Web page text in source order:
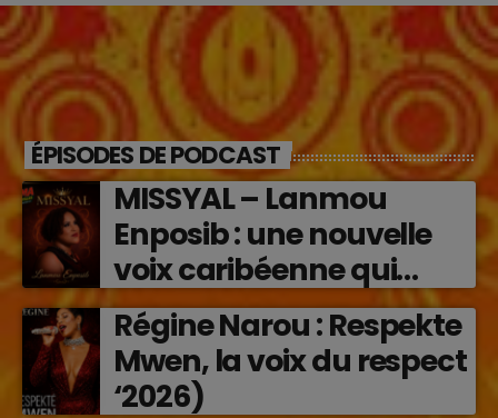
ÉPISODES DE PODCAST
MISSYAL – Lanmou
Enposib : une nouvelle
voix caribéenne qui
transforme les émotions
en musique (2026)
Régine Narou : Respekte
Mwen, la voix du respect
‘2026)